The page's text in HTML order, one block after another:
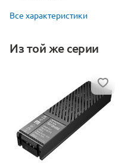
Все характеристики
Из той же серии